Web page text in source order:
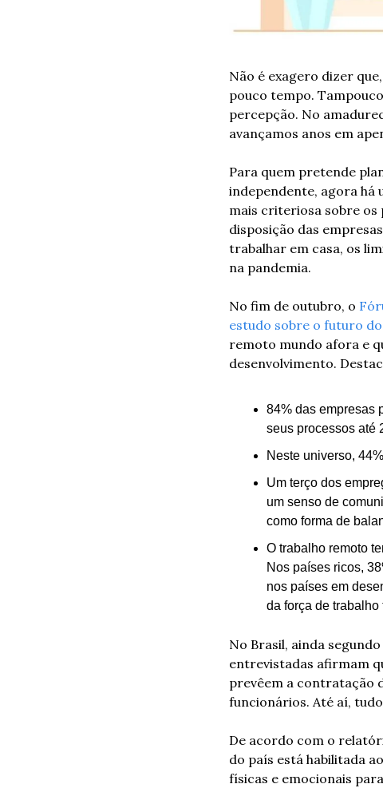
Não é exagero dizer
pouco tempo.
percepção. No
avançamos anos em
Para quem pretende
independente, agora há
mais criteriosa sobre
disposição das
trabalhar em casa, os
na pandemia.
No fim de outubro, o
estudo sobre o futuro
remoto mundo afora e
desenvolvimento.
84% das empresas
seus processos até
Neste universo,
Um terço dos
um senso de
como forma de
O trabalho remoto
Nos países ricos,
nos países em
da força de trabalho
No Brasil, ainda
entrevistadas afirmam
prevêem a contratação
funcionários. Até aí,
De acordo com o
do país está habilitada
físicas e emocionais